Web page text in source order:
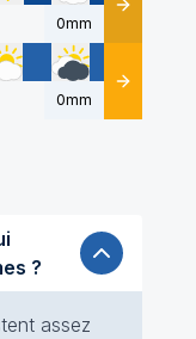
0mm Détails
0mm Détails
?
assez